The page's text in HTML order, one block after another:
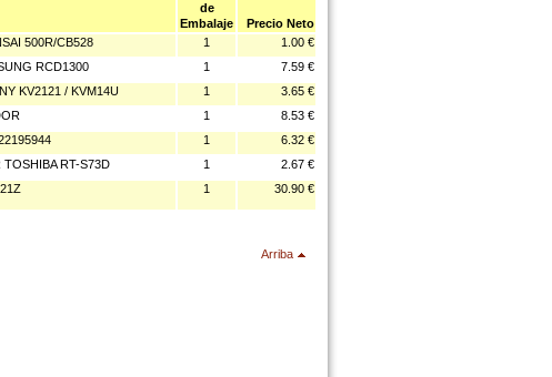
de
Embalaje
Precio Neto
500R/CB528 1
1.00 €
RCD1300 1
7.59 €
KV2121 / KVM14U 1
3.65 €
1
8.53 €
1
6.32 €
RT-S73D 1
2.67 €
1 30.90 €
Arriba